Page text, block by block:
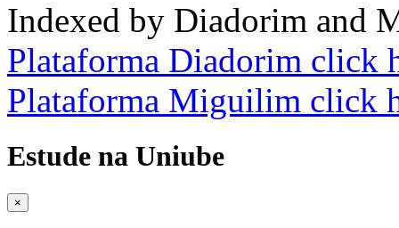
Indexed by Diadorim and
Plataforma Diadorim click
Plataforma Miguilim click
Estude na Uniube
×